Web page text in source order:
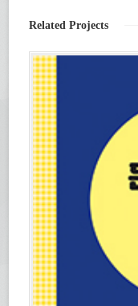
열
Related Projects